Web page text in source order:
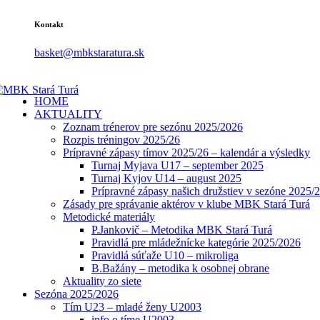
Kontakt
basket@mbkstaratura.sk
HOME
AKTUALITY
Zoznam trénerov pre sezónu 2025/2026
Rozpis tréningov 2025/26
Prípravné zápasy tímov 2025/26 – kalendár a výsledky
Turnaj Myjava U17 – september 2025
Turnaj Kyjov U14 – august 2025
Prípravné zápasy našich družstiev v sezóne 2025/
Zásady pre správanie aktérov v klube MBK Stará Turá
Metodické materiály
P.Jankovič – Metodika MBK Stará Turá
Pravidlá pre mládežnícke kategórie 2025/2026
Pravidlá súťaže U10 – mikroliga
B.Bažány – metodika k osobnej obrane
Aktuality zo siete
Sezóna 2025/2026
Tím U23 – mladé ženy U2003